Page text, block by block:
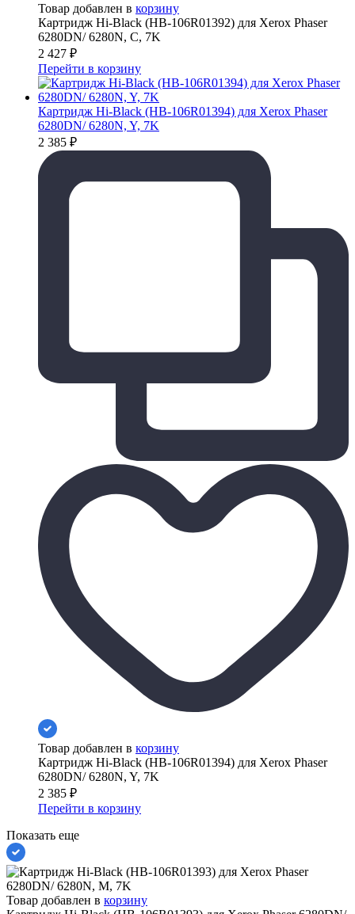
Товар добавлен в корзину
Картридж Hi-Black (HB-106R01392) для Xerox Phaser
6280DN/ 6280N, C, 7K
2 427 ₽
Перейти в корзину
Картридж Hi-Black (HB-106R01394) для Xerox Phaser
6280DN/ 6280N, Y, 7K
2 385 ₽
Товар добавлен в корзину
Картридж Hi-Black (HB-106R01394) для Xerox Phaser
6280DN/ 6280N, Y, 7K
2 385 ₽
Перейти в корзину
Показать еще
Товар добавлен в корзину